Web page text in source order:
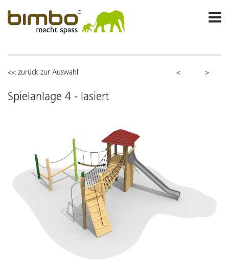
<< zurück zur Auswahl < >
Spielanlage 4 - lasiert